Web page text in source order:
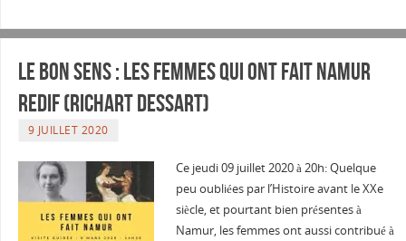
Le Bon sens : Les femmes qui ont fait Namur
REDIF (Richart Dessart)
9 JUILLET 2020
Ce jeudi 09 juillet 2020 à 20h: Quelque
peu oubliées par l’Histoire avant le XXe
siècle, et pourtant bien présentes à
Namur, les femmes ont aussi contribué à